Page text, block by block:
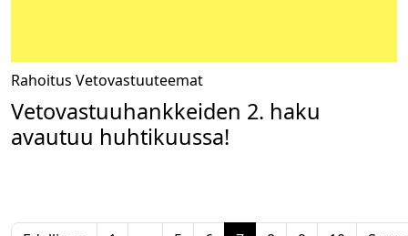
Rahoitus Vetovastuuteemat
Vetovastuuhankkeiden 2. haku
avautuu huhtikuussa!